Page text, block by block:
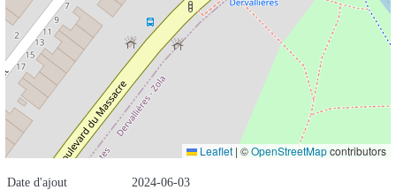
Date d'ajout
2024-06-03
Leaflet | ©OpenStreetMapcontributors